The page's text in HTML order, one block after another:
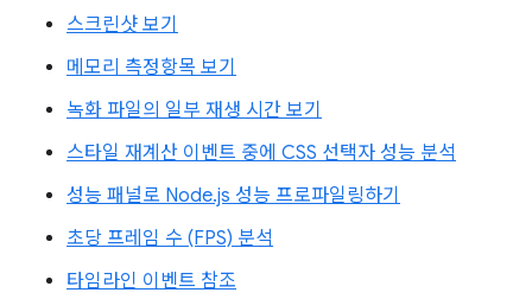
스크린샷 보기
메모리 측정항목 보기
녹화 파일의 일부 재생 시간 보기
스타일 재계산 이벤트 중에 CSS 선택자 성능 분석
성능 패널로 Node.js 성능 프로파일링하기
초당 프레임 수 (FPS) 분석
타임라인 이벤트 참조